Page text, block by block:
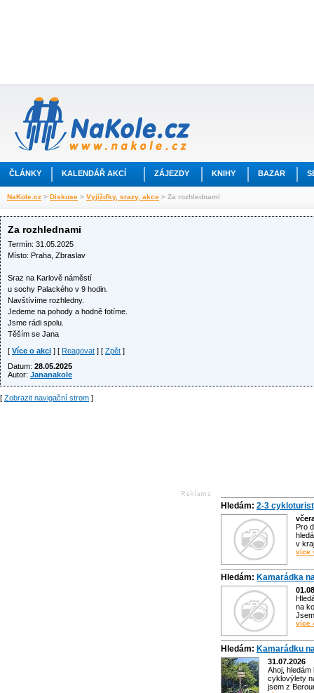
ČLÁNKY KALENDÁŘ AKCÍ ZÁJEZDY KNIHY BAZAR
NaKole.cz > Diskuse > Vyjížďky, srazy, akce > Za rozhlednami
Za rozhlednami
Termín: 31.05.2025
Místo: Praha, Zbraslav
Sraz na Karlově náměstí
u sochy Palackého v 9 hodin.
Navštívíme rozhledny.
Jedeme na pohody a hodně fotíme.
Jsme rádi spolu.
Těším se Jana
[ Více o akci ] [ Reagovat ] [ Zpět ]
Datum: 28.05.2025
Autor: Jananakole
[ Zobrazit navigační strom ]
Hledám: 2-3
Pro
v
více
Hledám: Kamarádka
na
více
Hledám: Kamarádku
31.07.2026
Ahoj,
cyklovýlety
jsem z